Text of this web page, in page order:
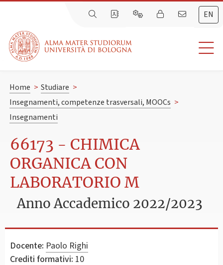
EN
Home > Studiare >
Insegnamenti, competenze trasversali, MOOCs >
Insegnamenti
66173 - CHIMICA
ORGANICA CON
LABORATORIO M
Anno Accademico 2022/2023
Docente: Paolo Righi
Crediti formativi: 10